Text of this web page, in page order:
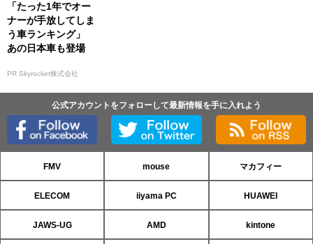
「たった1年でオー
ナーが手放してしま
う車ランキング」
あの日本車も登場
PR Skyrocket株式会社
公式アカウントをフォローして最新情報を手に入れよう
FMV mouse マカフィー
ELECOM iiyama PC HUAWEI
JAWS-UG AMD kintone